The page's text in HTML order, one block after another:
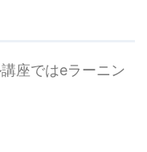
座ではeラーニン